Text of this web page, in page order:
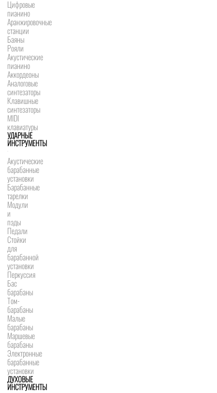
Цифровые
пианино
Аранжировочные
станции
Баяны
Рояли
Акустические
пианино
Аккордеоны
Аналоговые
синтезаторы
Клавишные
синтезаторы
MIDI
клавиатуры
УДАРНЫЕ
ИНСТРУМЕНТЫ
Акустические
барабанные
установки
Барабанные
тарелки
Модули
и
пэды
Педали
Стойки
для
барабанной
установки
Перкуссия
Бас
барабаны
Том-
барабаны
Малые
барабаны
Маршевые
барабаны
Электронные
барабанные
установки
ДУХОВЫЕ
ИНСТРУМЕНТЫ